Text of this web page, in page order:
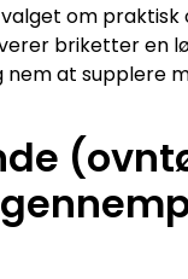
om praktisk
briketter en
at supplere